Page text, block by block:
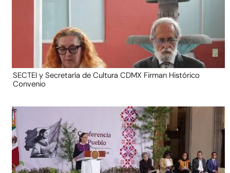
SECTEI y Secretaría de Cultura CDMX Firman Histórico
Convenio